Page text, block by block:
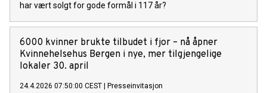
har vært solgt for gode formål i 117 år?
6000 kvinner brukte tilbudet i fjor – nå åpner
Kvinnehelsehus Bergen i nye, mer tilgjengelige
lokaler 30. april
24.4.2026 07:50:00 CEST Presseinvitasjon